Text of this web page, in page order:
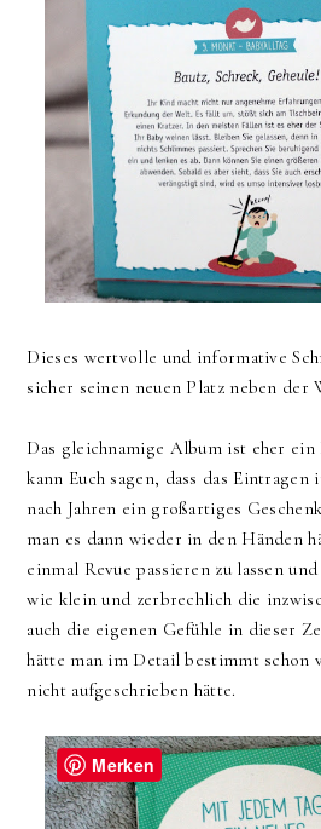
Dieses wertvolle und informative
sicher seinen neuen Platz neben der
Das gleichnamige Album ist eher
kann Euch sagen, dass das
nach Jahren ein großartiges
man es dann wieder in den Händen
einmal Revue passieren zu lassen
wie klein und zerbrechlich die
auch die eigenen Gefühle in dieser
hätte man im Detail bestimmt schon
nicht aufgeschrieben hätte.
Merken